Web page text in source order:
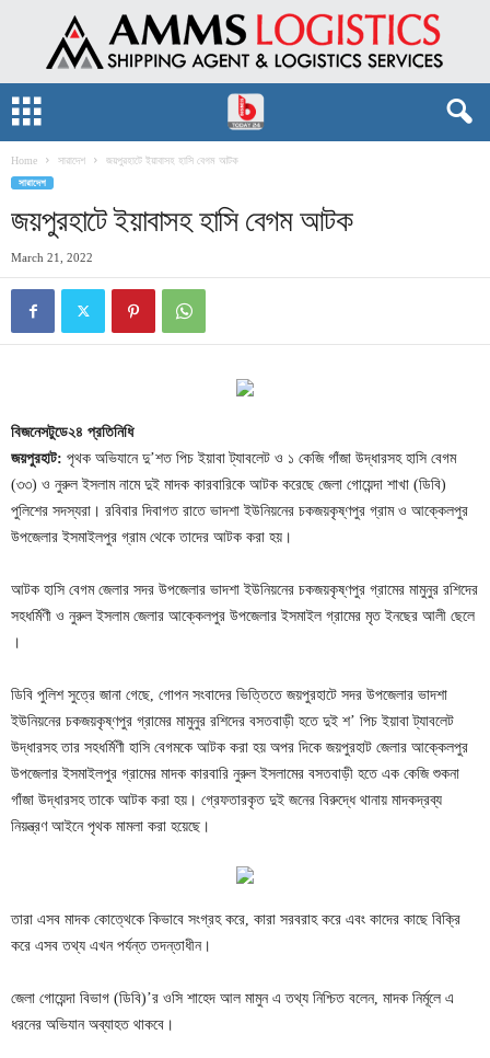
Home সারাদেশ জয়পুরহাটে ইয়াবাসহ হাসি বেগম আটক
সারাদেশ
জয়পুরহাটে ইয়াবাসহ হাসি বেগম আটক
March 21, 2022
বিজনেসটুডে২৪ প্রতিনিধি
জয়পুরহাট: পৃথক অভিযানে দু’শত পিচ ইয়াবা ট্যাবলেট ও ১ কেজি গাঁজা উদ্ধারসহ হাসি বেগম
(৩৩) ও নুরুল ইসলাম নামে দুই মাদক কারবারিকে আটক করেছে জেলা গোয়েন্দা শাখা (ডিবি)
পুলিশের সদস্যরা। রবিবার দিবাগত রাতে ভাদশা ইউনিয়নের চকজয়কৃষ্ণপুর গ্রাম ও আক্কেলপুর
উপজেলার ইসমাইলপুর গ্রাম থেকে তাদের আটক করা হয়।
আটক হাসি বেগম জেলার সদর উপজেলার ভাদশা ইউনিয়নের চকজয়কৃষ্ণপুর গ্রামের মামুনুর রশিদের
সহধর্মিণী ও নুরুল ইসলাম জেলার আক্কেলপুর উপজেলার ইসমাইল গ্রামের মৃত ইনছের আলী ছেলে
।
ডিবি পুলিশ সুত্রে জানা গেছে, গোপন সংবাদের ভিত্তিতে জয়পুরহাটে সদর উপজেলার ভাদশা
ইউনিয়নের চকজয়কৃষ্ণপুর গ্রামের মামুনুর রশিদের বসতবাড়ী হতে দুই শ’ পিচ ইয়াবা ট্যাবলেট
উদ্ধারসহ তার সহধর্মিণী হাসি বেগমকে আটক করা হয় অপর দিকে জয়পুরহাট জেলার আক্কেলপুর
উপজেলার ইসমাইলপুর গ্রামের মাদক কারবারি নুরুল ইসলামের বসতবাড়ী হতে এক কেজি শুকনা
গাঁজা উদ্ধারসহ তাকে আটক করা হয়। গ্রেফতারকৃত দুই জনের বিরুদ্ধে থানায় মাদকদ্রব্য
নিয়ন্ত্রণ আইনে পৃথক মামলা করা হয়েছে।
তারা এসব মাদক কোত্থেকে কিভাবে সংগ্রহ করে, কারা সরবরাহ করে এবং কাদের কাছে বিক্রি
করে এসব তথ্য এখন পর্যন্ত তদন্তাধীন।
জেলা গোয়েন্দা বিভাগ (ডিবি)’র ওসি শাহেদ আল মামুন এ তথ্য নিশ্চিত বলেন, মাদক নির্মূলে এ
ধরনের অভিযান অব্যাহত থাকবে।